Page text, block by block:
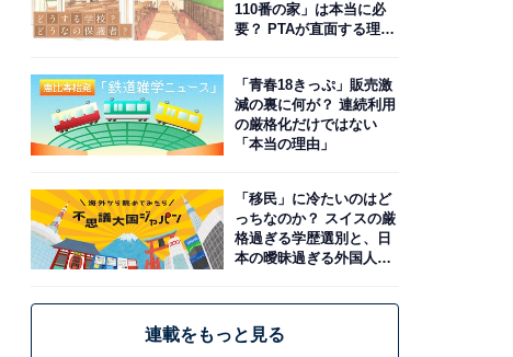
110番の家」は本当に必
要？ PTAが直面する理想
「青春18きっぷ」販売激
減の裏に何が？ 連続利用
の厳格化だけではない
「本当の理由」
「移民」に冷たいのはど
っちなのか？ スイスの厳
格過ぎる学歴選別と、日
本の曖昧過ぎる外国人政
連載をもっと見る